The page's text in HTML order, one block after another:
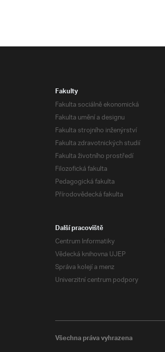
Fakulty
Fakulta sociálně ekonomická
Fakulta umění a designu
Fakulta strojního inženýrství
Fakulta zdravotnických studií
Fakulta životního prostředí
Filozofická fakulta
Pedagogická fakulta
Přírodovědecká fakulta
Další pracoviště
Centrum Informatiky
Vědecká knihovna UJEP
Správa kolejí a menz
Univerzitní centrum podpory
Všechna práva vyhrazena